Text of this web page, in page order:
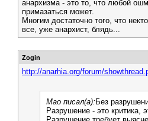
анархизма - это то, что любой
примазаться может.
Многим достаточно того, что
все, уже анархист, блядь...
Zogin
http://anarhia.org/forum/
Мао писал(а): Без
Разрушение - это критика,